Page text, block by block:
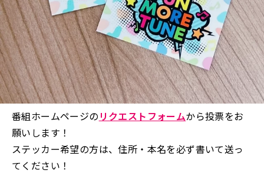
番組ホームページの リクエストフォームから投票をお
願いします！
ステッカー希望の方は、住所・本名を必ず書いて送っ
てください！